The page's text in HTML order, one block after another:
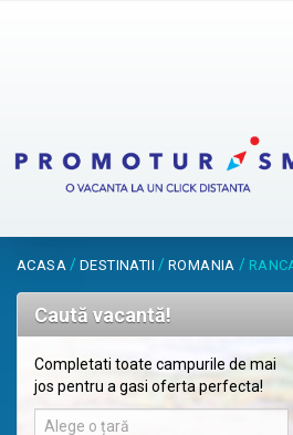
ACASA / DESTINATII / ROMANIA /
Caută vacantă!
Completati toate campurile de mai
jos pentru a gasi oferta perfecta!
Alege o țară